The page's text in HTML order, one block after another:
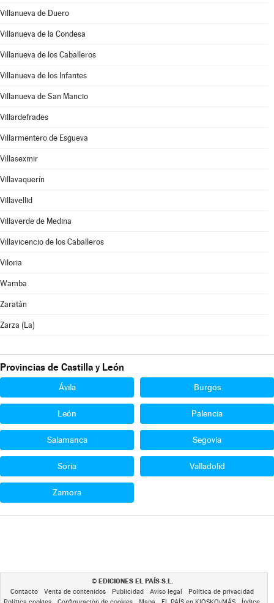
Villanueva de Duero
Villanueva de la Condesa
Villanueva de los Caballeros
Villanueva de los Infantes
Villanueva de San Mancio
Villardefrades
Villarmentero de Esgueva
Villasexmir
Villavaquerín
Villavellid
Villaverde de Medina
Villavicencio de los Caballeros
Viloria
Wamba
Zaratán
Zarza (La)
Provincias de Castilla y León
Ávila Burgos
León Palencia
Salamanca Segovia
Soria Valladolid
Zamora
© EDICIONES EL PAÍS S.L.
Contacto Venta de contenidos Publicidad Aviso legal
Política de privacidad